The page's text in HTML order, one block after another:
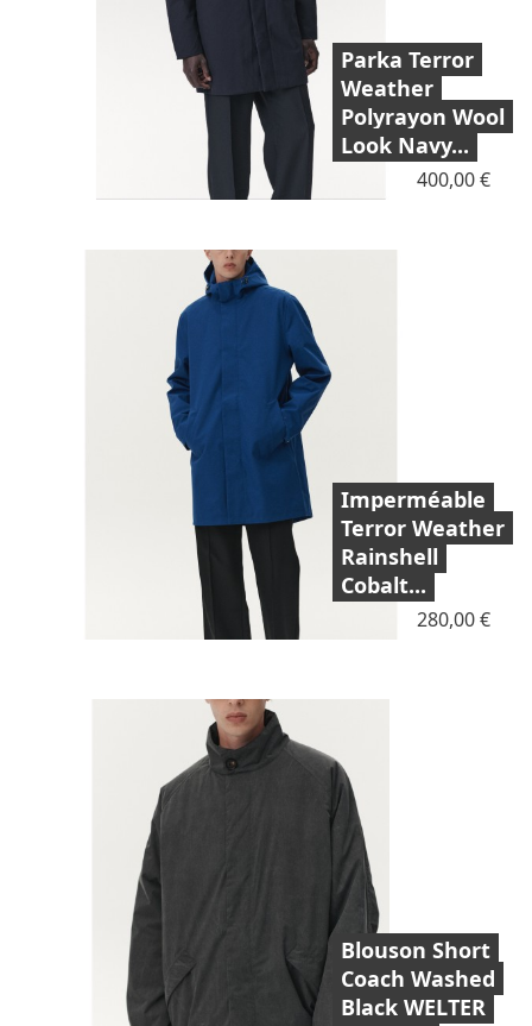
Parka Terror
Weather
Polyrayon Wool
Look Navy...
Prix
400,00 €
Imperméable
Terror Weather
Rainshell
Cobalt...
Prix
280,00 €
Blouson Short
Coach Washed
Black WELTER